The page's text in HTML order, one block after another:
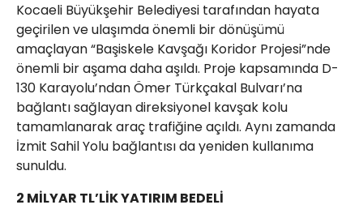
Kocaeli Büyükşehir Belediyesi tarafından hayata
geçirilen ve ulaşımda önemli bir dönüşümü
amaçlayan “Başiskele Kavşağı Koridor Projesi”nde
önemli bir aşama daha aşıldı. Proje kapsamında D-
130 Karayolu’ndan Ömer Türkçakal Bulvarı’na
bağlantı sağlayan direksiyonel kavşak kolu
tamamlanarak araç trafiğine açıldı. Aynı zamanda
İzmit Sahil Yolu bağlantısı da yeniden kullanıma
sunuldu.
2 MİLYAR TL’LİK YATIRIM BEDELİ